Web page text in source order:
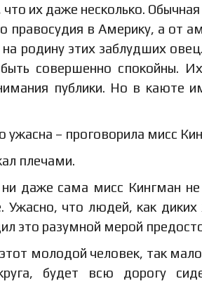
их даже несколько.
правосудия в Америку, а от
родину этих заблудших
совершенно спокойны.
публики. Но в каюте
ужасна – проговорила мисс
плечами.
даже сама мисс Кингман
Ужасно, что людей, как
это разумной мерой
молодой человек, так
будет всю дорогу